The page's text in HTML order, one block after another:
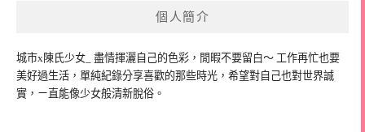
個人簡介
城市x陳氏少女_ 盡情揮灑自己的色彩，閒暇不要留白～ 工作再忙也要
美好過生活，單純紀錄分享喜歡的那些時光，希望對自己也對世界誠
實，ㄧ直能像少女般清新脫俗。